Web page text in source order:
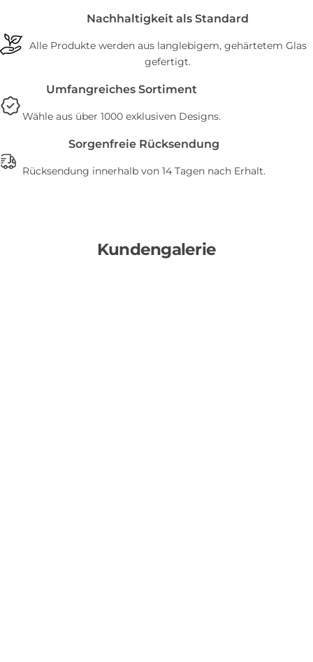
Nachhaltigkeit als Standard
Alle Produkte werden aus langlebigem, gehärtetem Glas
gefertigt.
Umfangreiches Sortiment
Wähle aus über 1000 exklusiven Designs.
Sorgenfreie Rücksendung
Rücksendung innerhalb von 14 Tagen nach Erhalt.
Kundengalerie